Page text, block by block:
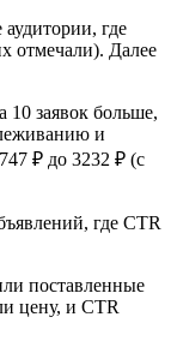
где
отмечали). Далее
10 заявок больше,
и
₽ до 3232 ₽ (с
где CTR
поставленные
цену, и CTR